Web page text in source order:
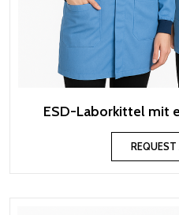
ESD-Laborkittel mit